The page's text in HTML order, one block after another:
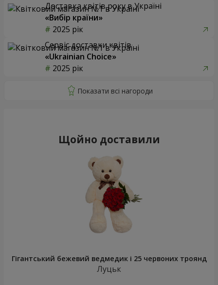
Доставка квітів року в Україні
«Вибір країни»
2025 рік
Сервіс доставки квітів
«Ukrainian Choice»
2025 рік
Щойно доставили
Гігантський бежевий ведмедик і 25 червоних троянд
Луцьк